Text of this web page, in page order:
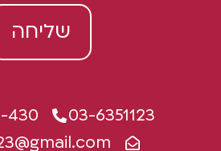
שליחה
03-6351123
430